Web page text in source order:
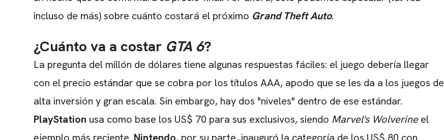
incluso de más) sobre cuánto costará el próximo Grand Theft Auto.
¿Cuánto va a costar GTA 6?
La pregunta del millón de dólares tiene algunas respuestas fáciles: el juego debería llegar
con el precio estándar que se cobra por los títulos AAA, apodo que se les da a los juegos de
alta inversión y gran escala. Sin embargo, hay dos "niveles" dentro de ese estándar.
PlayStation usa como base los US$ 70 para sus exclusivos, siendo Marvel's Wolverineel